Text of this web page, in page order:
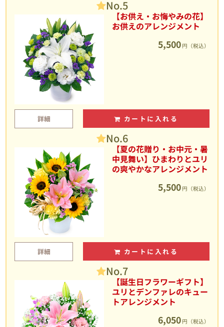
No.5
【お供え・お悔やみの花】
お供えのアレンジメント
5,500 円（税込）
詳細 カートに入れる
No.6
【夏の花贈り・お中元・暑
中見舞い】ひまわりとユリ
の爽やかなアレンジメント
5,500 円（税込）
詳細 カートに入れる
No.7
【誕生日フラワーギフト】
ユリとデンファレのキュー
トアレンジメント
6,050 円（税込）